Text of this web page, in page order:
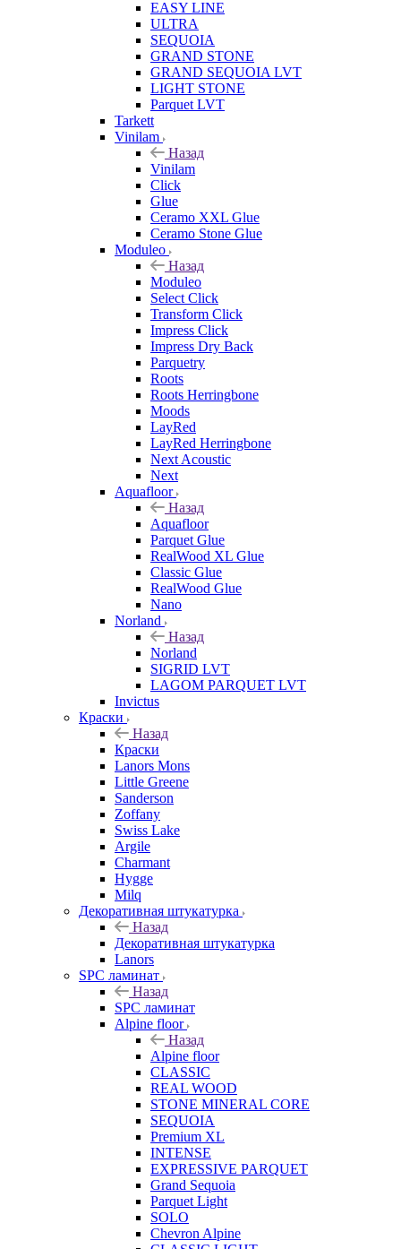
EASY LINE
ULTRA
SEQUOIA
GRAND STONE
GRAND SEQUOIA LVT
LIGHT STONE
Parquet LVT
Tarkett
Vinilam
Назад
Vinilam
Click
Glue
Ceramo XXL Glue
Ceramo Stone Glue
Moduleo
Назад
Moduleo
Select Click
Transform Click
Impress Click
Impress Dry Back
Parquetry
Roots
Roots Herringbone
Moods
LayRed
LayRed Herringbone
Next Acoustic
Next
Aquafloor
Назад
Aquafloor
Parquet Glue
RealWood XL Glue
Classic Glue
RealWood Glue
Nano
Norland
Назад
Norland
SIGRID LVT
LAGOM PARQUET LVT
Invictus
Краски
Назад
Краски
Lanors Mons
Little Greene
Sanderson
Zoffany
Swiss Lake
Argile
Charmant
Hygge
Milq
Декоративная штукатурка
Назад
Декоративная штукатурка
Lanors
SPC ламинат
Назад
SPC ламинат
Alpine floor
Назад
Alpine floor
CLASSIC
REAL WOOD
STONE MINERAL CORE
SEQUOIA
Premium XL
INTENSE
EXPRESSIVE PARQUET
Grand Sequoia
Parquet Light
SOLO
Chevron Alpine